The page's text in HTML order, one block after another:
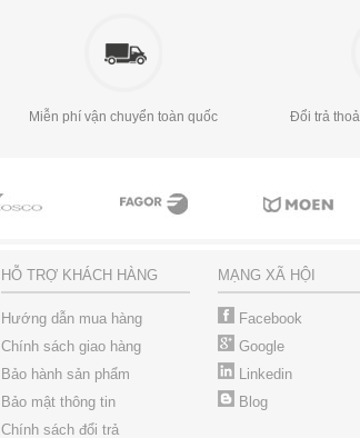
Miễn phí vận chuyển toàn quốc Đổi trả
HỖ TRỢ KHÁCH HÀNG
Hướng dẫn mua hàng
Chính sách giao hàng
Bảo hành sản phẩm
Bảo mật thông tin
Chính sách đổi trả
MẠNG XÃ HỘI
Facebook
Google
Linkedin
Blog